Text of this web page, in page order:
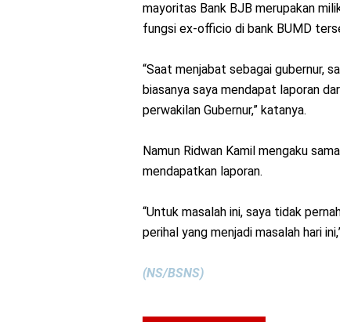
mayoritas Bank BJB merupakan
fungsi ex-officio di bank BUMD
“Saat menjabat sebagai gubernur,
biasanya saya mendapat laporan
perwakilan Gubernur,” katanya.
Namun Ridwan Kamil mengaku
mendapatkan laporan.
“Untuk masalah ini, saya tidak
perihal yang menjadi masalah hari
(NS/BSNS)